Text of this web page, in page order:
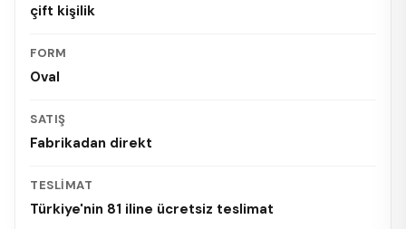
çift kişilik
FORM
Oval
SATIŞ
Fabrikadan direkt
TESLIMAT
Türkiye'nin 81 iline ücretsiz teslimat